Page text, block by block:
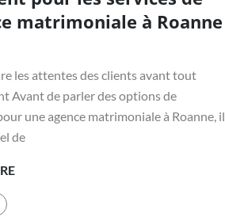
matrimoniale à Roanne
les attentes des clients avant tout
Avant de parler des options de
une agence matrimoniale à Roanne, il
de
QUELLES